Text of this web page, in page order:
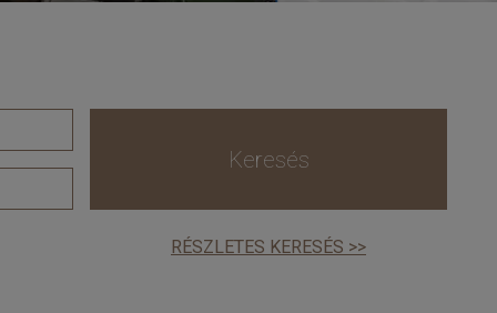
Keresés
RÉSZLETES KERESÉS >>